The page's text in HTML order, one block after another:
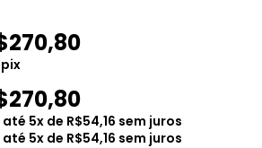
270,80
270,80
até 5x de R$54,16 sem juros
até 5x de R$54,16 sem juros